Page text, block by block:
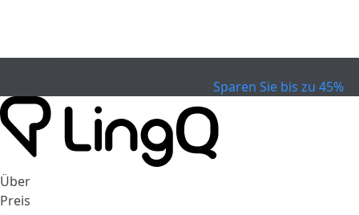
Sparen Sie bis zu 45%
Über
Preis